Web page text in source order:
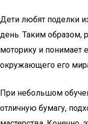
Дети любят поделки
день. Таким образом,
моторику и понимает
окружающего его
При небольшом
отличную бумагу,